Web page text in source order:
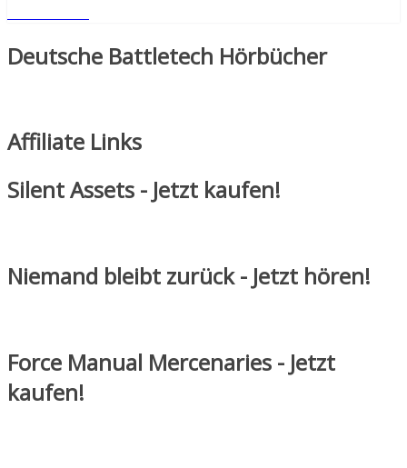
Deutsche Battletech Hörbücher
Affiliate Links
Silent Assets - Jetzt kaufen!
Niemand bleibt zurück - Jetzt hören!
Force Manual Mercenaries - Jetzt
kaufen!